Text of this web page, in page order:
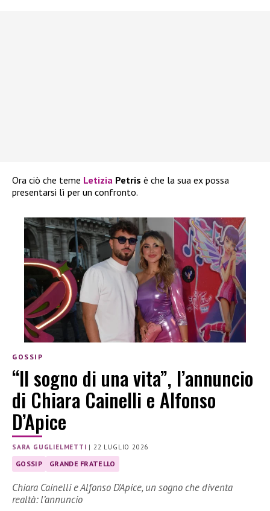
Ora ciò che teme Letizia Petris è che la sua ex possa
presentarsi lì per un confronto.
GOSSIP
“Il sogno di una vita”, l’annuncio
di Chiara Cainelli e Alfonso
D’Apice
SARA GUGLIELMETTI | 22 LUGLIO 2026
GOSSIP GRANDE FRATELLO
Chiara Cainelli e Alfonso D’Apice, un sogno che diventa
realtà: l’annuncio